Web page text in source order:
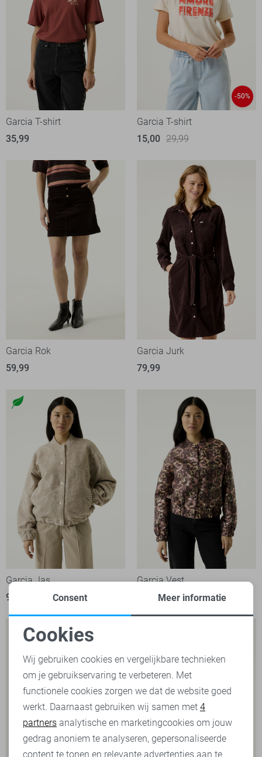
Garcia T-shirt
35,99
-50%
Garcia T-shirt
15,00 29,99
Garcia Rok
59,99
Garcia Jurk
79,99
Garcia Jas
99,99
Garcia Vest
99,99
Noodzakelijke cookies
Personalisatie cookies
Analytische cookies
Marketing cookies
Consent Meer informatie
Cookies
Wij gebruiken cookies en vergelijkbare technieken
om je gebruikservaring te verbeteren. Met
functionele cookies zorgen we dat de website goed
werkt. Daarnaast gebruiken wij samen met 4
partners analytische en marketingcookies om jouw
gedrag anoniem te analyseren, gepersonaliseerde
content te tonen en relevante advertenties aan te